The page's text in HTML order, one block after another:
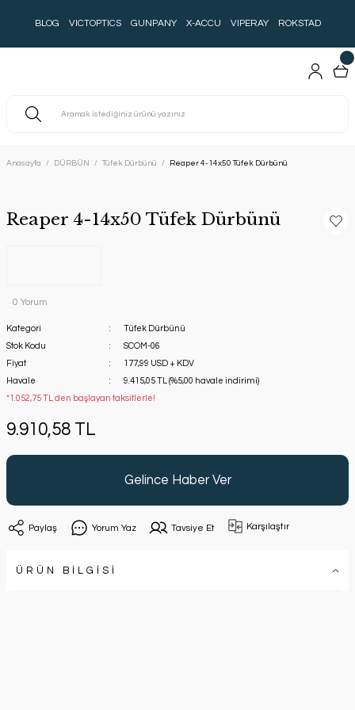
BLOG VICTOPTICS GUNPANY X-ACCU VIPERAY ROKSTAD
Anasayfa DÜRBÜN Tüfek Dürbünü Reaper 4-14x50 Tüfek Dürbünü
Reaper 4-14x50 Tüfek Dürbünü
0 Yorum
Kategori
Tüfek Dürbünü
Stok Kodu
SCOM-06
Fiyat
177,99 USD + KDV
Havale
9.415,05 TL (%5,00 havale indirimi)
*1.052,75 TL den başlayan taksitlerle!
9.910,58 TL
Gelince Haber Ver
Paylaş Yorum Yaz Tavsiye Et Karşılaştır
ÜRÜN BİLGİSİ